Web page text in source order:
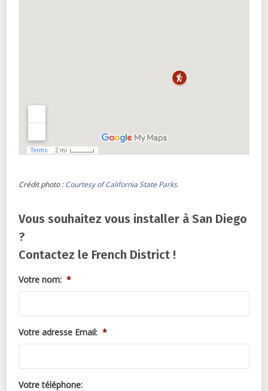
Crédit photo :Courtesy of California State Parks.
Vous souhaitez vous installer à San Diego
?
Contactez le French District !
Votre nom: *
Votre adresse Email: *
Votre téléphone: